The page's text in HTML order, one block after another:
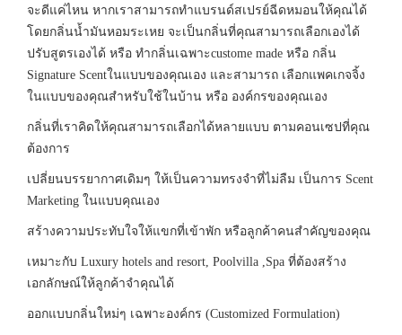
จะดีแค่ไหน หากเราสามารถทำแบรนด์สเปรย์ฉีดหมอนให้คุณได้
โดยกลิ่นน้ำมันหอมระเหย จะเป็นกลิ่นที่คุณสามารถเลือกเองได้
ปรับสูตรเองได้ หรือ ทำกลิ่นเฉพาะcustome made หรือ กลิ่น
Signature Scentในแบบของคุณเอง และสามารถ เลือกแพคเกจจิ้ง
ในแบบของคุณสำหรับใช้ในบ้าน หรือ องค์กรของคุณเอง
กลิ่นที่เราคิดให้คุณสามารถเลือกได้หลายแบบ ตามคอนเซปที่คุณ
ต้องการ
เปลี่ยนบรรยากาศเดิมๆ ให้เป็นความทรงจำที่ไม่ลืม เป็นการ Scent
Marketing ในแบบคุณเอง
สร้างความประทับใจให้แขกที่เข้าพัก หรือลูกค้าคนสำคัญของคุณ
เหมาะกับ Luxury hotels and resort, Poolvilla ,Spa ที่ต้องสร้าง
เอกลักษณ์ให้ลูกค้าจำคุณได้
ออกแบบกลิ่นใหม่ๆ เฉพาะองค์กร (Customized Formulation)